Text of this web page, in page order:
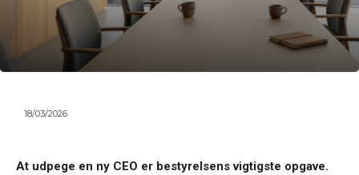
18/03/2026
At udpege en ny CEO er bestyrelsens vigtigste opgave.